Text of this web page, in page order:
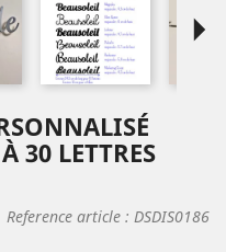
arrow_right
30 LETTRES
Reference article : DSDIS0186